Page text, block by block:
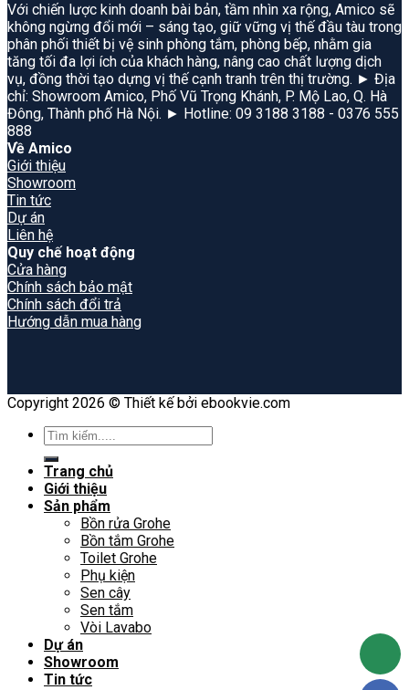
Với chiến lược kinh doanh bài bản, tầm nhìn xa rộng, Amico sẽ
không ngừng đổi mới – sáng tạo, giữ vững vị thế đầu tàu trong
phân phối thiết bị vệ sinh phòng tắm, phòng bếp, nhằm gia
tăng tối đa lợi ích của khách hàng, nâng cao chất lượng dịch
vụ, đồng thời tạo dựng vị thế cạnh tranh trên thị trường. ► Địa
chỉ: Showroom Amico, Phố Vũ Trọng Khánh, P. Mộ Lao, Q. Hà
Đông, Thành phố Hà Nội. ► Hotline: 09 3188 3188 - 0376 555
888
Về Amico
Giới thiệu
Showroom
Tin tức
Dự án
Liên hệ
Quy chế hoạt động
Cửa hàng
Chính sách bảo mật
Chính sách đổi trả
Hướng dẫn mua hàng
Copyright 2026 © Thiết kế bởi ebookvie.com
Search
for:
Trang chủ
Giới thiệu
Sản phẩm
Bồn rửa Grohe
Bồn tắm Grohe
Toilet Grohe
Phụ kiện
Sen cây
Sen tắm
Vòi Lavabo
Dự án
Showroom
Tin tức